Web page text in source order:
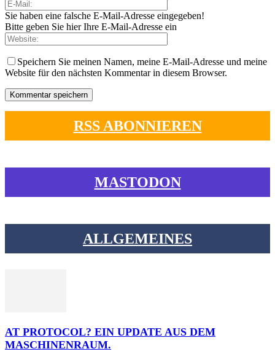
Sie haben eine falsche E-Mail-Adresse eingegeben!
Bitte geben Sie hier Ihre E-Mail-Adresse ein
Speichern Sie meinen Namen, meine E-Mail-Adresse und meine
Website für den nächsten Kommentar in diesem Browser.
RSS ABONNIEREN
MASTODON
ALLGEMEINES
AT PROTOCOL? EIN UPDATE AUS DEM
MASCHINENRAUM.